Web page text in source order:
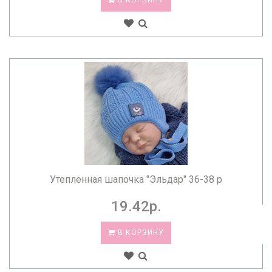
Утепленная шапочка "Эльдар" 36-38 р
19.42р.
В КОРЗИНУ